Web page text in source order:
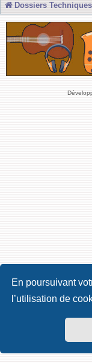
En poursuivant
l’utilisation de
Dossiers Techniques